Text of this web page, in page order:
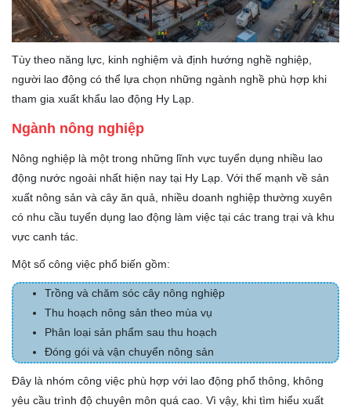
Tùy theo năng lực, kinh nghiệm và định hướng nghề nghiệp,
người lao động có thể lựa chọn những ngành nghề phù hợp khi
tham gia xuất khẩu lao động Hy Lạp.
Ngành nông nghiệp
Nông nghiệp là một trong những lĩnh vực tuyển dụng nhiều lao
động nước ngoài nhất hiện nay tại Hy Lạp. Với thế mạnh về sản
xuất nông sản và cây ăn quả, nhiều doanh nghiệp thường xuyên
có nhu cầu tuyển dụng lao động làm việc tại các trang trại và khu
vực canh tác.
Một số công việc phổ biến gồm:
Trồng và chăm sóc cây nông nghiệp
Thu hoạch nông sản theo mùa vụ
Phân loại sản phẩm sau thu hoạch
Đóng gói và vận chuyển nông sản
Đây là nhóm công việc phù hợp với lao động phổ thông, không
yêu cầu trình độ chuyên môn quá cao. Vì vậy, khi tìm hiểu xuất